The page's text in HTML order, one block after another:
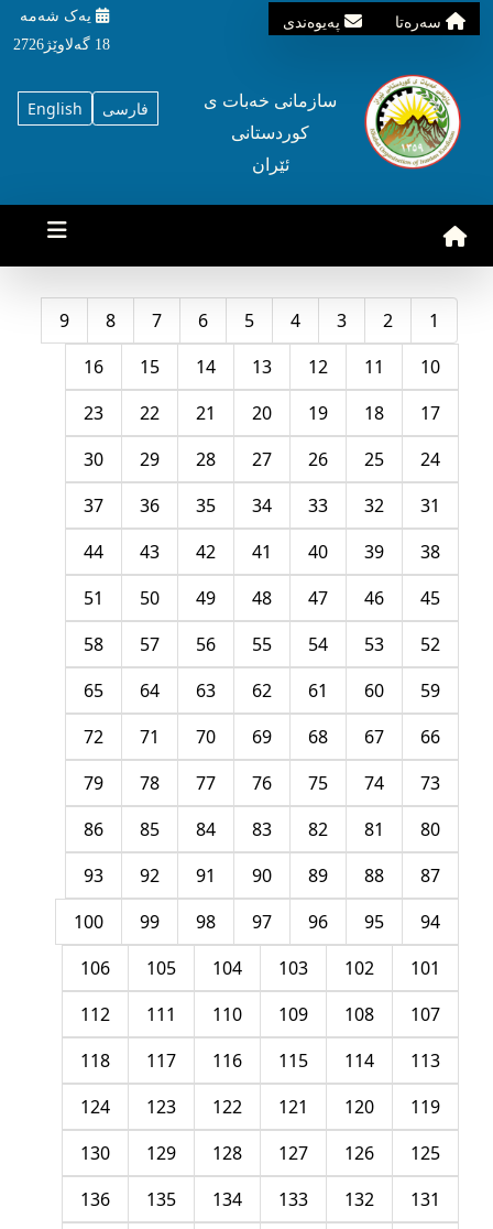
سه‌ره‌تا په‌یوه‌ندی
یه‌ک شه‌مه‌
18 گه‌لاوێژ2726
English فارسی
سازمانی خه‌بات ی
کوردستانی
ئێران
1
2
3
4
5
6
7
8
9
10
11
12
13
14
15
16
17
18
19
20
21
22
23
24
25
26
27
28
29
30
31
32
33
34
35
36
37
38
39
40
41
42
43
44
45
46
47
48
49
50
51
52
53
54
55
56
57
58
59
60
61
62
63
64
65
66
67
68
69
70
71
72
73
74
75
76
77
78
79
80
81
82
83
84
85
86
87
88
89
90
91
92
93
94
95
96
97
98
99
100
101
102
103
104
105
106
107
108
109
110
111
112
113
114
115
116
117
118
119
120
121
122
123
124
125
126
127
128
129
130
131
132
133
134
135
136